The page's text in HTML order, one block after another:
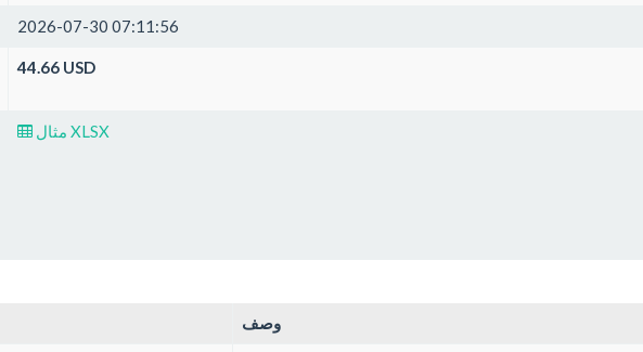
2026-07-30 07:11:56
44.66 USD
مثال XLSX
وصف